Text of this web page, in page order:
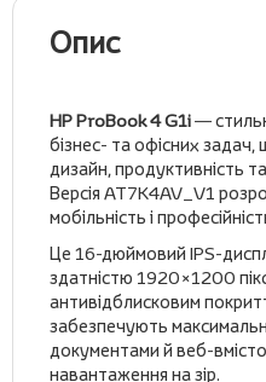
Опис
HP ProBook 4 G1i—
бізнес- та офісних
дизайн, продуктивність
Версія AT7K4AV_V1
мобільність і
Це 16-дюймовий IPS-
здатністю 1920×1200
антивідблисковим
забезпечують
документами й веб-
навантаження на зір.